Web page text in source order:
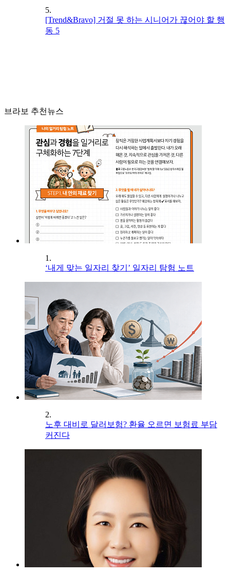
5.
[Trend&Bravo] 거절 못 하는 시니어가 끊어야 할 행
동 5
브라보 추천뉴스
1.
‘내게 맞는 일자리 찾기’ 일자리 탐험 노트
2.
노후 대비로 달러보험? 환율 오르면 보험료 부담
커진다